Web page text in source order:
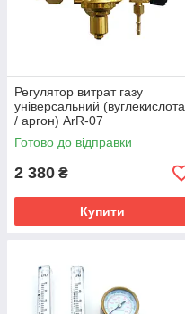
Регулятор витрат газу
універсальний (вуглекислота
/ аргон) ArR-07
Готово до відправки
2 380 ₴
Купити